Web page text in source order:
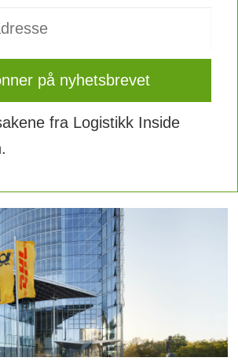
fra Logistikk Inside